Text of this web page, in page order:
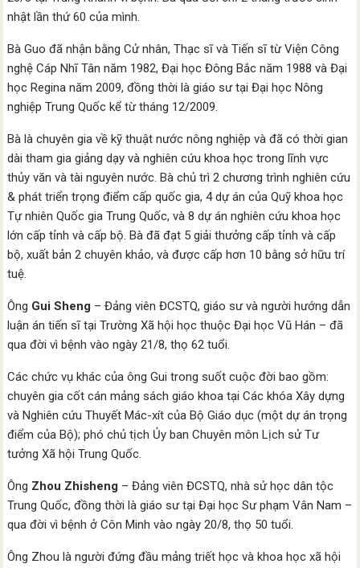
nhật lần thứ 60 của mình.
Bà Guo đã nhận bằng Cử nhân, Thạc sĩ và Tiến sĩ từ Viện Công
nghệ Cáp Nhĩ Tân năm 1982, Đại học Đông Bắc năm 1988 và Đại
học Regina năm 2009, đồng thời là giáo sư tại Đại học Nông
nghiệp Trung Quốc kể từ tháng 12/2009.
Bà là chuyên gia về kỹ thuật nước nông nghiệp và đã có thời gian
dài tham gia giảng dạy và nghiên cứu khoa học trong lĩnh vực
thủy văn và tài nguyên nước. Bà chủ trì 2 chương trình nghiên cứu
& phát triển trọng điểm cấp quốc gia, 4 dự án của Quỹ khoa học
Tự nhiên Quốc gia Trung Quốc, và 8 dự án nghiên cứu khoa học
lớn cấp tỉnh và cấp bộ. Bà đã đạt 5 giải thưởng cấp tỉnh và cấp
bộ, xuất bản 2 chuyên khảo, và được cấp hơn 10 bằng sở hữu trí
tuệ.
Ông Gui Sheng – Đảng viên ĐCSTQ, giáo sư và người hướng dẫn
luận án tiến sĩ tại Trường Xã hội học thuộc Đại học Vũ Hán – đã
qua đời vì bệnh vào ngày 21/8, thọ 62 tuổi.
Các chức vụ khác của ông Gui trong suốt cuộc đời bao gồm:
chuyên gia cốt cán mảng sách giáo khoa tại Các khóa Xây dựng
và Nghiên cứu Thuyết Mác-xít của Bộ Giáo dục (một dự án trọng
điểm của Bộ); phó chủ tịch Ủy ban Chuyên môn Lịch sử Tư
tưởng Xã hội Trung Quốc.
Ông Zhou Zhisheng – Đảng viên ĐCSTQ, nhà sử học dân tộc
Trung Quốc, đồng thời là giáo sư tại Đại học Sư phạm Vân Nam –
qua đời vì bệnh ở Côn Minh vào ngày 20/8, thọ 50 tuổi.
Ông Zhou là người đứng đầu mảng triết học và khoa học xã hội